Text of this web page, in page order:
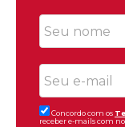
Concordo com os
receber e-mails com